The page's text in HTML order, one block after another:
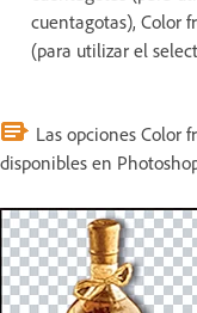
cuentagotas), Color
(para utilizar el
Las opciones Color
disponibles en